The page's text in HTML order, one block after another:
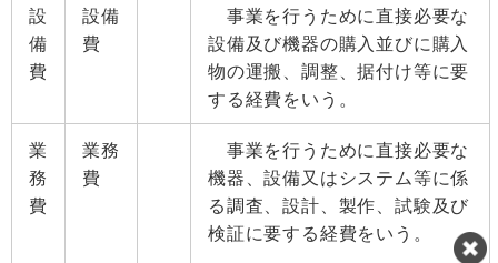
設
備
費
設備
費
事業を行うために直接必要な
設備及び機器の購入並びに購入
物の運搬、調整、据付け等に要
する経費をいう。
業
務
費
業務
費
事業を行うために直接必要な
機器、設備又はシステム等に係
る調査、設計、製作、試験及び
検証に要する経費をいう。